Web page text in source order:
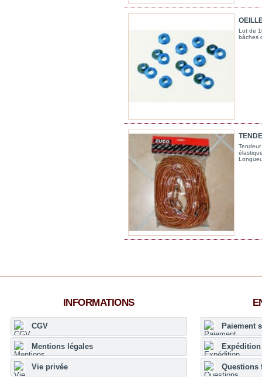
Lot de
bâches
INFORMATIONS
CGV
Mentions légales
Vie privée
Paiement
Questions